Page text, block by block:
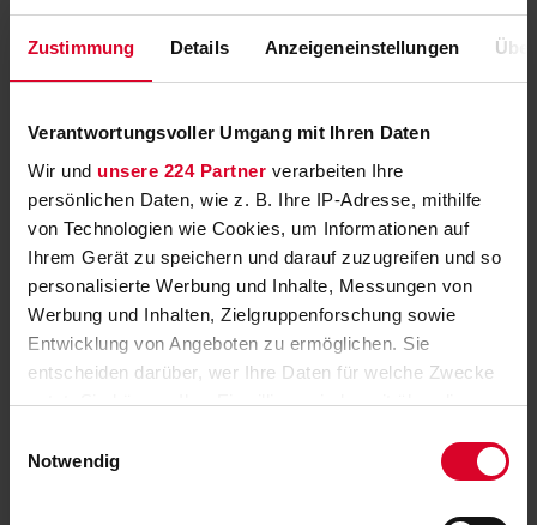
Zustimmung Details Anzeigeneinstellungen
Verantwortungsvoller Umgang mit Ihren Daten
Wir und unsere 224 Partner verarbeiten Ihre
persönlichen Daten, wie z. B. Ihre IP-Adresse, mithilfe
von Technologien wie Cookies, um Informationen auf
Ihrem Gerät zu speichern und darauf zuzugreifen und so
personalisierte Werbung und Inhalte, Messungen von
Werbung und Inhalten, Zielgruppenforschung sowie
Entwicklung von Angeboten zu ermöglichen. Sie
entscheiden darüber, wer Ihre Daten für welche Zwecke
nutzt. Sie können Ihre Einwilligung jederzeit über die
Trigger Symbol ändern oder widerrufen
Notwendig
„Máxima“: ORF-Premiere für
weitere majestätische TV-Momente zwischen Kronen und Juwelen
„Frag das ganze Land“: Die beliebte Ö3-
Community-Show
Talkshow statt Radio-Phone-in-Sendung heißt es ab 13. August
viermal in ORF 1 und auf ORF ON»
TV-Duelle für den guten Zweck: Promi
Quizjagd mit Florian Lettner
Florian Lettner lädt zur spannenden Promi Quizjagd ein. »